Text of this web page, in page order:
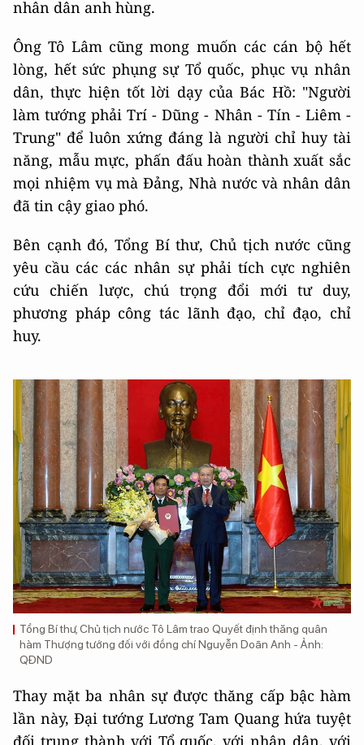
nhân dân anh hùng.
Ông Tô Lâm cũng mong muốn các cán bộ hết
lòng, hết sức phụng sự Tổ quốc, phục vụ nhân
dân, thực hiện tốt lời dạy của Bác Hồ: "Người
làm tướng phải Trí - Dũng - Nhân - Tín - Liêm -
Trung" để luôn xứng đáng là người chỉ huy tài
năng, mẫu mực, phấn đấu hoàn thành xuất sắc
mọi nhiệm vụ mà Đảng, Nhà nước và nhân dân
đã tin cậy giao phó.
Bên cạnh đó, Tổng Bí thư, Chủ tịch nước cũng
yêu cầu các các nhân sự phải tích cực nghiên
cứu chiến lược, chú trọng đổi mới tư duy,
phương pháp công tác lãnh đạo, chỉ đạo, chỉ
huy.
Tổng Bí thư, Chủ tịch nước Tô Lâm trao Quyết định thăng quân
hàm Thượng tướng đối với đồng chí Nguyễn Doãn Anh - Ảnh:
QĐND
Thay mặt ba nhân sự được thăng cấp bậc hàm
lần này, Đại tướng Lương Tam Quang hứa tuyệt
đối trung thành với Tổ quốc, với nhân dân, với